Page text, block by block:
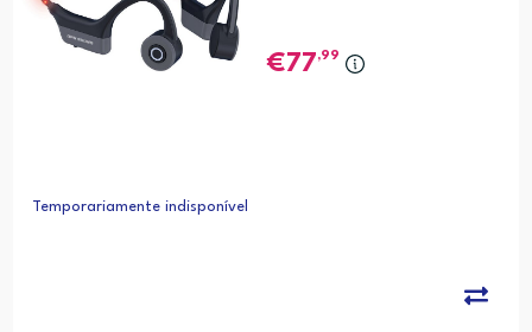
77,99
Temporariamente indisponível